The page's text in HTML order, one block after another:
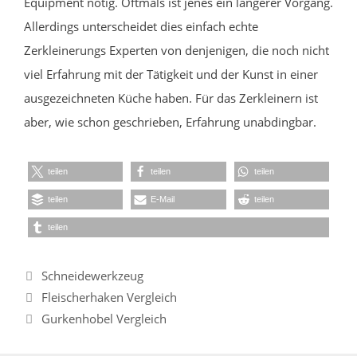
Allerdings unterscheidet dies einfach echte
Zerkleinerungs Experten von denjenigen, die noch nicht
viel Erfahrung mit der Tätigkeit und der Kunst in einer
ausgezeichneten Küche haben. Für das Zerkleinern ist
aber, wie schon geschrieben, Erfahrung unabdingbar.
teilen teilen teilen
teilen E-Mail teilen
teilen
Kategorien
Schneidewerkzeug
Fleischerhaken Vergleich
Gurkenhobel Vergleich